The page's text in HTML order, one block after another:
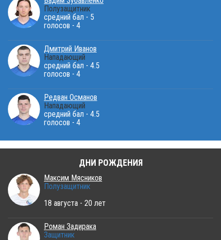
Полузащитник
средний бал - 5
голосов - 4
Дмитрий Иванов
Нападающий
средний бал - 4.5
голосов - 4
Редван Османов
Нападающий
средний бал - 4.5
голосов - 4
ДНИ РОЖДЕНИЯ
Максим Мясников
Полузащитник
18 августа - 20 лет
Роман Задирака
Защитник